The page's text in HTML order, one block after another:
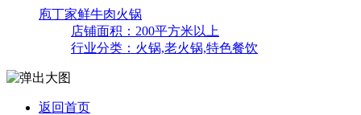
庖丁家鲜牛肉火锅
店铺面积：200平方米以上
行业分类：火锅,老火锅,特色餐饮
返回首页